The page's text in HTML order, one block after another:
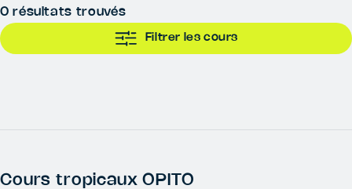
0 résultats trouvés
Filtrer les cours
Cours tropicaux OPITO